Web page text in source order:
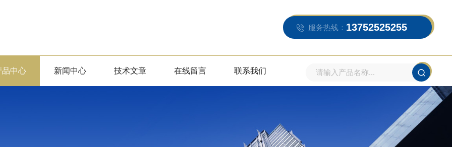
服务热线： 13752525255
品中心 新闻中心 技术文章 在线留言 联系我们